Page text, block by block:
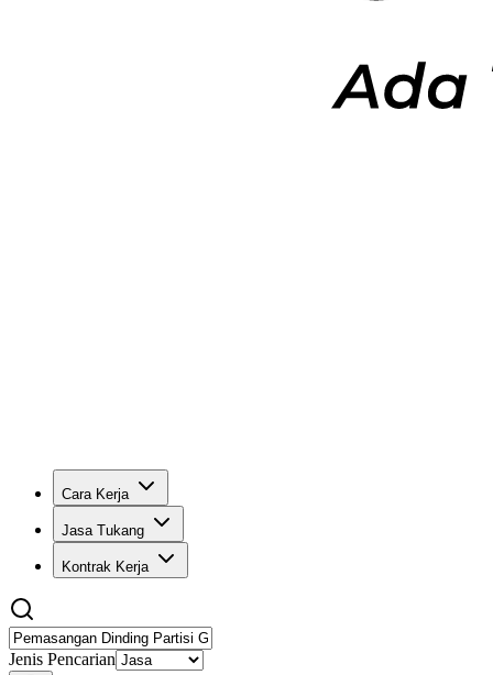
Cara Kerja
Jasa Tukang
Kontrak Kerja
Jenis Pencarian